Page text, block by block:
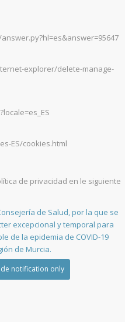
explorer/delete-manage-
ES/cookies.html
de privacidad en le siguiente
de Salud, por la que se
excepcional y temporal para
de la epidemia de COVID-19
de Murcia.
notification only